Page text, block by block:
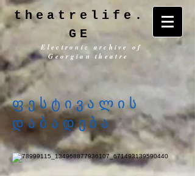
theatrelife.
GE
Electronic archive of
Georgian theatre
ფესტივალის
დაბადება